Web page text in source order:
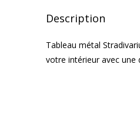
Description
Tableau métal
votre intérieur avec une